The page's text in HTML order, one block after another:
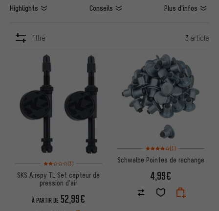
Highlights Conseils Plus d'infos
filtre 3 article
Note moyenne : 2 sur 5 d'après 3 avis
(3)
SKS Airspy TL Set capteur de
pression d'air
À PARTIR DE 52,99€
Note moyenne : 4 sur 5
(1)
Schwalbe Pointes de rechange
4,99€